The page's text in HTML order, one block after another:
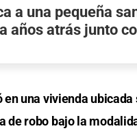
a una pequeña
años atrás junto
en una vivienda
de robo bajo la